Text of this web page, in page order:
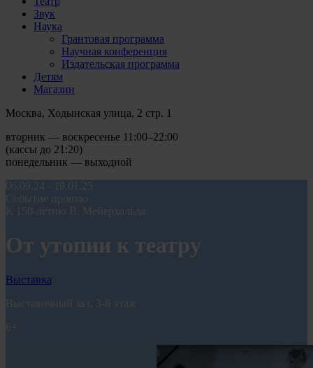
Звук
Наука
Грантовая программа
Научная конференция
Издательская программа
Детям
Магазин
Москва, Ходынская улица, 2 стр. 1
вторник — воскресенье 11:00–22:00
(кассы до 21:20)
понедельник — выходной
06.09.24 - 19.01.25
Событие прошло
К 150-летию В. Мейерхольда
От утопии к театру
Выставка
Выставочный зал, 3-й этаж
6+